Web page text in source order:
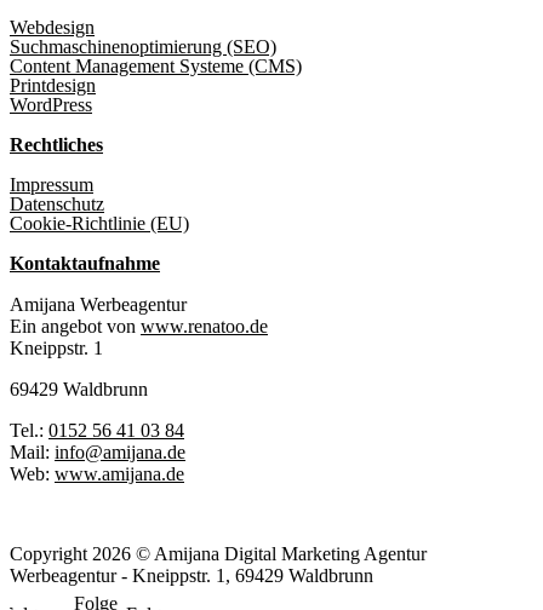
Webdesign
Suchmaschinenoptimierung (SEO)
Content Management Systeme (CMS)
Printdesign
WordPress
Rechtliches
Impressum
Datenschutz
Cookie-Richtlinie (EU)
Kontaktaufnahme
Amijana Werbeagentur
Ein angebot von www.renatoo.de
Kneippstr. 1
69429 Waldbrunn
Tel.: 0152 56 41 03 84
Mail: info@amijana.de
Web: www.amijana.de
Copyright 2026 © Amijana Digital Marketing Agentur
Werbeagentur - Kneippstr. 1, 69429 Waldbrunn
Folge